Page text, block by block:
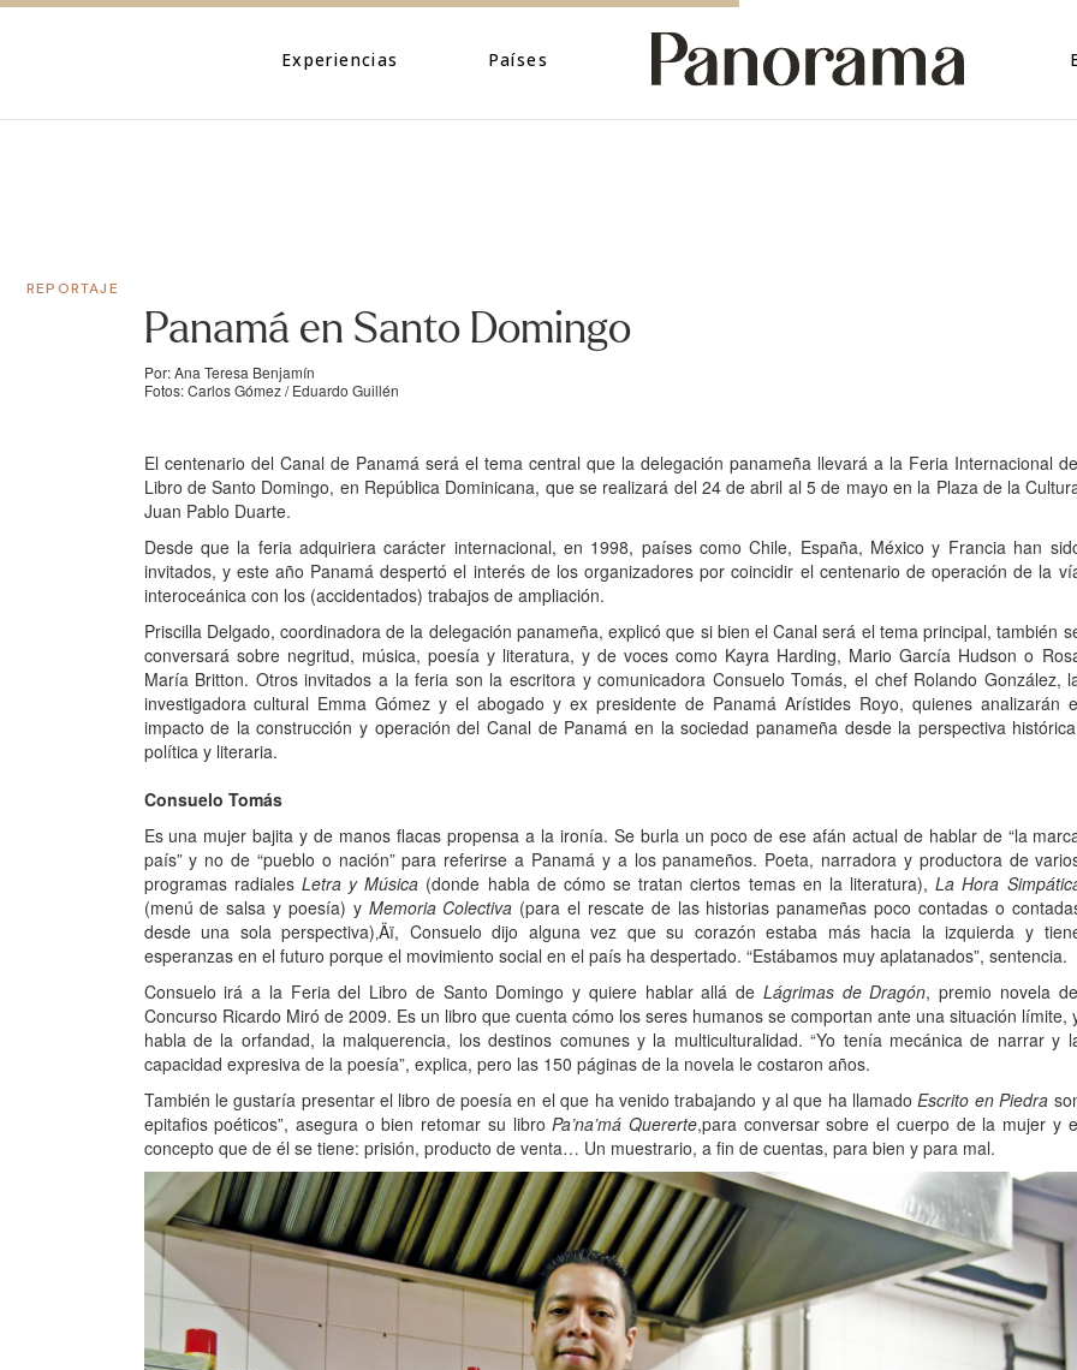
Experiencias
Urbano
Cultura
Países
Suramérica
Personajes
Centroamérica
REPORTAJE
Panamá en Santo Domingo
Por: Ana Teresa Benjamín
Fotos: Carlos Gómez / Eduardo Guillén
El centenario del Canal de Panamá será el tema central que la delegación panameña llevará a la Feria Internacional
Libro de Santo Domingo, en República Dominicana, que se realizará del 24 de abril al 5 de mayo en la Plaza de la
Juan Pablo Duarte.
Desde que la feria adquiriera carácter internacional, en 1998, países como Chile, España, México y Francia han
invitados, y este año Panamá despertó el interés de los organizadores por coincidir el centenario de operación de la
interoceánica con los (accidentados) trabajos de ampliación.
Priscilla Delgado, coordinadora de la delegación panameña, explicó que si bien el Canal será el tema principal, también
conversará sobre negritud, música, poesía y literatura, y de voces como Kayra Harding, Mario García Hudson o
María Britton. Otros invitados a la feria son la escritora y comunicadora Consuelo Tomás, el chef Rolando González,
investigadora cultural Emma Gómez y el abogado y ex presidente de Panamá Arístides Royo, quienes analizarán
impacto de la construcción y operación del Canal de Panamá en la sociedad panameña desde la perspectiva
política y literaria.
Consuelo Tomás
Es una mujer bajita y de manos flacas propensa a la ironía. Se burla un poco de ese afán actual de hablar de “la
país” y no de “pueblo o nación” para referirse a Panamá y a los panameños. Poeta, narradora y productora de
programas radiales Letra y Música (donde habla de cómo se tratan ciertos temas en la literatura),La Hora
(menú de salsa y poesía) y Memoria Colectiva (para el rescate de las historias panameñas poco contadas o
desde una sola perspectiva)‚Äï, Consuelo dijo alguna vez que su corazón estaba más hacia la izquierda y
esperanzas en el futuro porque el movimiento social en el país ha despertado. “Estábamos muy aplatanados”, sentencia.
Consuelo irá a la Feria del Libro de Santo Domingo y quiere hablar allá de Lágrimas de Dragón, premio novela
Concurso Ricardo Miró de 2009. Es un libro que cuenta cómo los seres humanos se comportan ante una situación límite,
habla de la orfandad, la malquerencia, los destinos comunes y la multiculturalidad. “Yo tenía mecánica de narrar y
capacidad expresiva de la poesía”, explica, pero las 150 páginas de la novela le costaron años.
También le gustaría presentar el libro de poesía en el que ha venido trabajando y al que ha llamadoEscrito en Piedra
epitafios poéticos”, asegura o bien retomar su libroPa’na’má Quererte,para conversar sobre el cuerpo de la mujer y
concepto que de él se tiene: prisión, producto de venta… Un muestrario, a fin de cuentas, para bien y para mal.